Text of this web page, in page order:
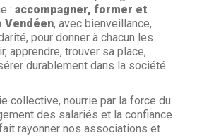
: accompagner, former et
Vendéen, avec bienveillance,
pour donner à chacun les
apprendre, trouver sa place,
durablement dans la société.
collective, nourrie par la force du
des salariés et la confiance
rayonner nos associations et